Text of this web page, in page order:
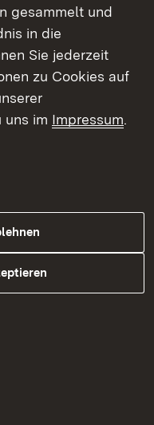
Berufe im
In
gesammelt und
in die
Sie jederzeit
zu Cookies auf
uns im Impressum.